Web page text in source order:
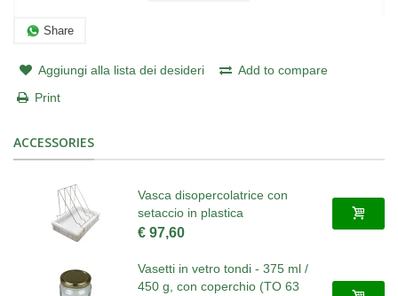
Share
Aggiungi alla lista dei desideri
Add to compare
Print
ACCESSORIES
Vasca disopercolatrice con
setaccio in plastica
€ 97,60
Vasetti in vetro tondi - 375 ml /
450 g, con coperchio (TO 63